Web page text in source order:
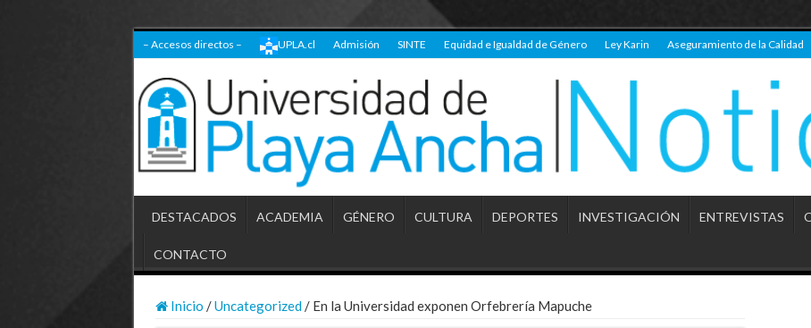
– Accesos directos – UPLA.cl Admisión SINTE Equidad e Igualdad de Género Ley Karin Aseguramiento de la Calidad
DESTACADOS ACADEMIA GÉNERO CULTURA DEPORTES INVESTIGACIÓN ENTREVISTAS
CONTACTO
Inicio /Uncategorized / En la Universidad exponen Orfebrería Mapuche